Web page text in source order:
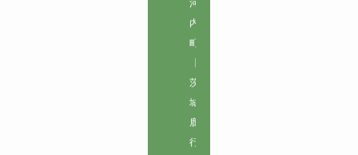
河
内
町
茨
城
鹿
行